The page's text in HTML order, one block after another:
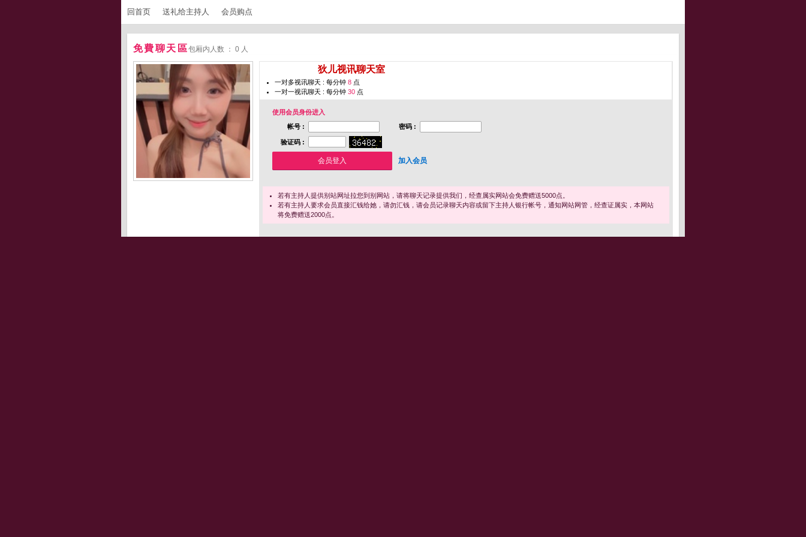
回首页 送礼给主持人 会员购点
免費聊天區包厢内人数 ： 0 人
狄儿视讯聊天室
一对多视讯聊天 : 每分钟 8 点
一对一视讯聊天 : 每分钟 30 点
使用会员身份进入
帐号 :
密码 :
验证码 :
加入会员
若有主持人提供别站网址拉您到别网站，请将聊天记录提供我们，经查属实网站会免费赠送5000点。
若有主持人要求会员直接汇钱给她，请勿汇钱，请会员记录聊天内容或留下主持人银行帐号，通知网站网管，经查证属实，本网站
将免费赠送2000点。